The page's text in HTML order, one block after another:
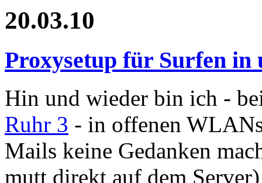
20.03.10
Proxysetup für Surfen in
Hin und wieder bin ich -
Ruhr 3 - in offenen
Mails keine Gedanken
mutt direkt auf dem